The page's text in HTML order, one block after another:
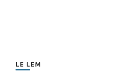
LE LEM